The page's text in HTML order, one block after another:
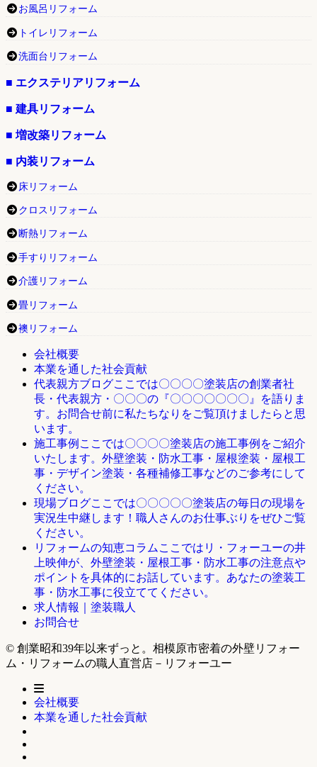
お風呂リフォーム
トイレリフォーム
洗面台リフォーム
■ エクステリアリフォーム
■ 建具リフォーム
■ 増改築リフォーム
■ 内装リフォーム
床リフォーム
クロスリフォーム
断熱リフォーム
手すりリフォーム
介護リフォーム
畳リフォーム
襖リフォーム
会社概要
本業を通した社会貢献
代表親方ブログここでは〇〇〇〇塗装店の創業者社
長・代表親方・〇〇〇の『〇〇〇〇〇〇〇』を語りま
す。お問合せ前に私たちなりをご覧頂けましたらと思
います。
施工事例 ここでは〇〇〇〇塗装店の施工事例をご紹介
いたします。外壁塗装・防水工事・屋根塗装・屋根工
事・デザイン塗装・各種補修工事などのご参考にして
ください。
現場ブログここでは〇〇〇〇〇塗装店の毎日の現場を
実況生中継します！職人さんのお仕事ぶりをぜひご覧
ください。
リフォームの知恵コラム ここではリ・フォーユーの井
上映伸が、外壁塗装・屋根工事・防水工事の注意点や
ポイントを具体的にお話しています。あなたの塗装工
事・防水工事に役立ててください。
求人情報｜塗装職人
お問合せ
© 創業昭和39年以来ずっと。相模原市密着の外壁リフォー
ム・リフォームの職人直営店－リフォーユー
会社概要
本業を通した社会貢献